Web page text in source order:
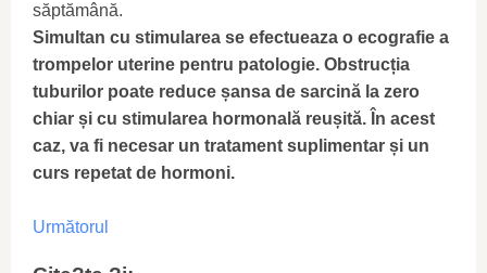
săptămână.
Simultan cu stimularea se efectueaza o ecografie a
trompelor uterine pentru patologie. Obstrucția
tuburilor poate reduce șansa de sarcină la zero
chiar și cu stimularea hormonală reușită. În acest
caz, va fi necesar un tratament suplimentar și un
curs repetat de hormoni.
Următorul